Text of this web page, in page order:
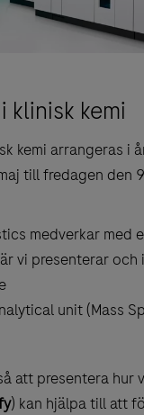
klinisk kemi
kemi arrangeras i
till fredagen den
medverkar med
vi presenterar och
unit (Mass
att presentera hur
) kan hjälpa till att